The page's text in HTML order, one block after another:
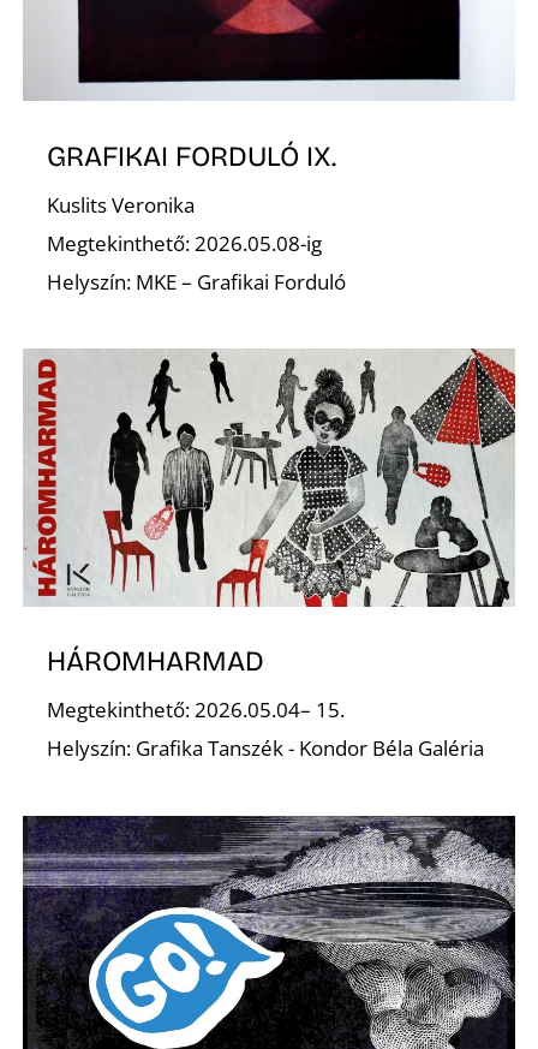
GRAFIKAI FORDULÓ IX.
Kuslits Veronika
Megtekinthető: 2026.05.08-ig
Helyszín: MKE – Grafikai Forduló
HÁROMHARMAD
Megtekinthető: 2026.05.04– 15.
Helyszín: Grafika Tanszék - Kondor Béla Galéria